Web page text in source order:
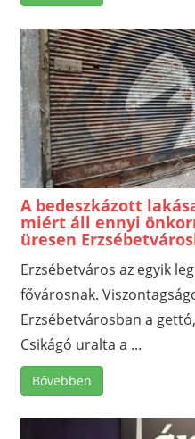
A bedeszkázott
miért áll ennyi
üresen
Erzsébetváros az egyik
fővárosnak.
Erzsébetvárosban a
Csikágó uralta a ...
Bővebben